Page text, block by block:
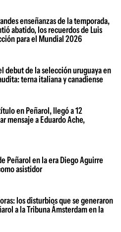
enseñanzas de la temporada,
abatido, los recuerdos de Luis
para el Mundial 2026
debut de la selección uruguaya en
terna italiana y canadiense
en Peñarol, llegó a 12
mensaje a Eduardo Ache,
Peñarol en la era Diego Aguirre
asistidor
los disturbios que se generaron
a la Tribuna Ámsterdam en la